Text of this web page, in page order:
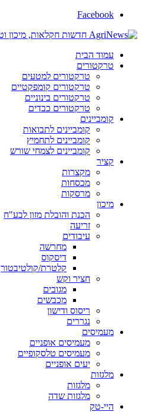
Facebook
עמוד הבית
טרקטורים
טרקטורים למטעים
טרקטורים קומפקטיים
טרקטורים בינוניים
טרקטורים כבדים
קומביינים
קומביינים לתבואות
קומביינים לתחמיץ
קומביינים לצמחי שורש
קציר
מקצרות
מכסחות
מרסקות
מיכון
הכנת והובלת מזון לבע"ח
זריעה
עיבודים
מחרשה
דיסקוס
קלטרת/קולטיבטור
חציר וקש
מגובים
מכבשים
ריסוס ודישון
נגררים
מעמיסים
מעמיסים אופניים
מעמיסים טלסקופיים
יעים אופניים
מלגזות
מלגזות
מלגזות שדה
היי-טק